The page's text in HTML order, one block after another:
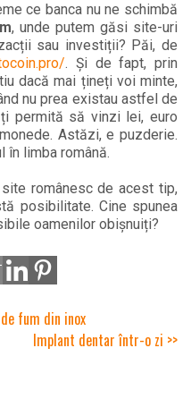
ce banca nu ne schimbă
, unde putem găsi site-uri
sau investiții? Păi, de
. Și de fapt, prin
dacă mai țineți voi minte,
nu prea existau astfel de
permită să vinzi lei, euro
Astăzi, e puzderie.
în limba română.
românesc de acest tip,
posibilitate. Cine spunea
oamenilor obișnuiți?
fum din inox
Implant dentar într-o zi >>